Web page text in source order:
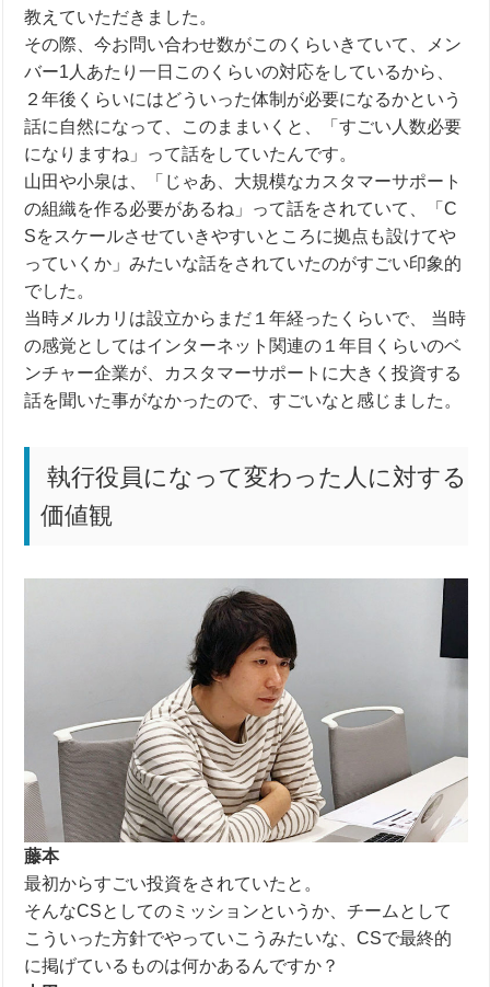
教えていただきました。
その際、今お問い合わせ数がこのくらいきていて、メン
バー1 人あたり一日このくらいの対応をしているから、
２年後くらいにはどういった体制が必要になるかという
話に自然になって、このままいくと、「すごい人数必要
になりますね」って話をしていたんです。
山田や小泉は、「じゃあ、大規模なカスタマーサポート
の組織を作る必要があるね」って話をされていて、「 C
Sをスケールさせていきやすいところに拠点も設けてや
っていくか」みたいな話をされていたのがすごい印象的
でした。
当時メルカリは設立からまだ１年経ったくらいで、
当時
の感覚としてはインターネット関連の１年目くらいのベ
ンチャー企業が、カスタマーサポートに大きく投資する
話を聞いた事がなかったので、すごいなと感じました。
執行役員になって変わった人に対する
価値観
藤本
最初からすごい投資をされていたと。
そんなCSとしてのミッションというか、チームとして
こういった方針でやっていこうみたいな、 CSで最終的
に掲げているものは何かあるんですか？